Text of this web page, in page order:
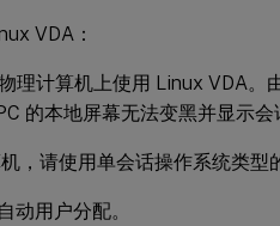
VDA：
理计算机上使用 Linux VDA。
的本地屏幕无法变黑并显示会
，请使用单会话操作系统类型
动用户分配。